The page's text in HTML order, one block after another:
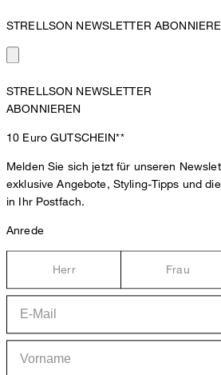
STRELLSON NEWSLETTER
STRELLSON NEWSLETTER
ABONNIEREN
10 EuroGUTSCHEIN**
Melden Sie sich jetzt für unseren
exklusive Angebote, Styling-Tipps und
in Ihr Postfach.
Anrede
Herr Frau